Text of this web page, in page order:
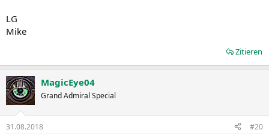
LG
Mike
Zitieren
MagicEye04
Grand Admiral Special
31.08.2018 #20